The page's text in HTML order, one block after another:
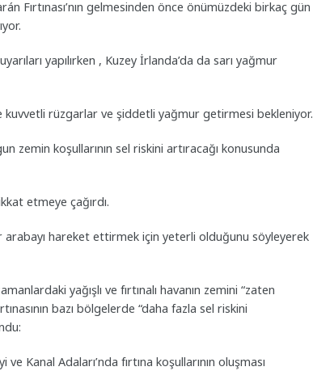
Fırtınası’nın gelmesinden önce önümüzdeki birkaç gün
yapılırken , Kuzey İrlanda’da da sarı yağmur
kuvvetli rüzgarlar ve şiddetli yağmur getirmesi bekleniyor.
zemin koşullarının sel riskini artıracağı konusunda
etmeye çağırdı.
arabayı hareket ettirmek için yeterli olduğunu söyleyerek
yağışlı ve fırtınalı havanın zemini “zaten
bazı bölgelerde “daha fazla sel riskini
Kanal Adaları’nda fırtına koşullarının oluşması